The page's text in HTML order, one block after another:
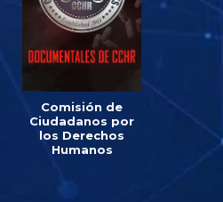
Comisión de
Ciudadanos por
los Derechos
Humanos